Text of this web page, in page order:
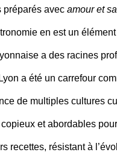
préparés avec amour et
en est un
a des racines
a été un carrefour
de multiples cultures
et abordables
recettes, résistant à